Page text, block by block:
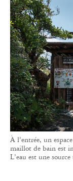
À l’entrée, un
maillot de bain est
L’eau est une